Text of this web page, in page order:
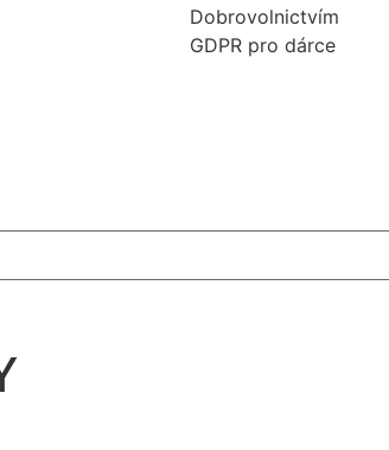
Dobrovolnictvím
GDPR pro dárce